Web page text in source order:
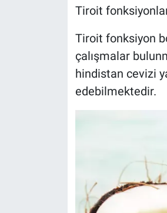
Tiroit
Tiroit fonksiyon
çalışmalar
hindistan cevizi
edebilmektedir.